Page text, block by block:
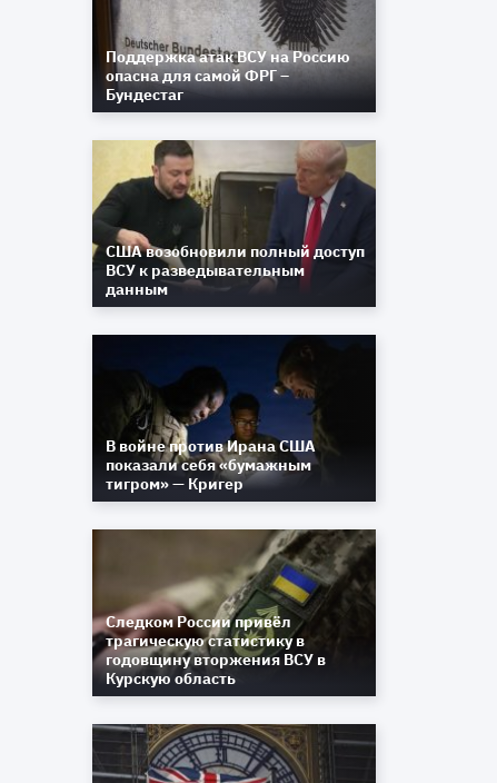
Поддержка атак ВСУ на Россию
опасна для самой ФРГ –
Бундестаг
США возобновили полный доступ
ВСУ к разведывательным
данным
В войне против Ирана США
показали себя «бумажным
тигром» — Кригер
Следком России привёл
трагическую статистику в
годовщину вторжения ВСУ в
Курскую область